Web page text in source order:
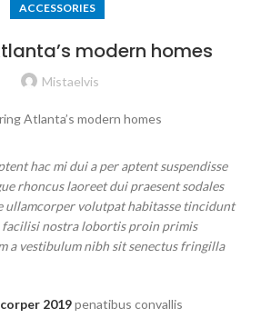
ACCESSORIES
modern homes
Mistaelvis
hac mi dui a per aptent suspendisse
rhoncus laoreet dui praesent sodales
ullamcorper volutpat habitasse tincidunt
nostra lobortis proin primis
a vestibulum nibh sit senectus fringilla
2019penatibus convallis